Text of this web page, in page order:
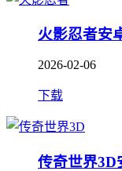
火影忍者安
2026-02-06
下载
传奇世界3D